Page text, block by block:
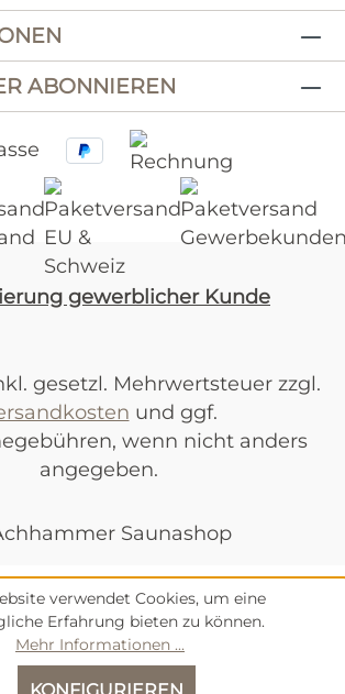
ABONNIEREN
gewerblicher Kunde
gesetzl. Mehrwertsteuer zzgl.
und ggf.
wenn nicht anders
angegeben.
Saunashop
verwendet Cookies, um eine
Erfahrung bieten zu können.
Mehr Informationen ...